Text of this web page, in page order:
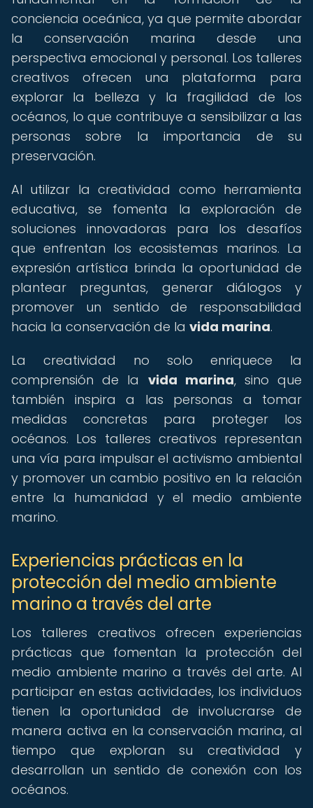
conciencia oceánica, ya que permite abordar
la conservación marina desde una
perspectiva emocional y personal. Los talleres
creativos ofrecen una plataforma para
explorar la belleza y la fragilidad de los
océanos, lo que contribuye a sensibilizar a las
personas sobre la importancia de su
preservación.
Al utilizar la creatividad como herramienta
educativa, se fomenta la exploración de
soluciones innovadoras para los desafíos
que enfrentan los ecosistemas marinos. La
expresión artística brinda la oportunidad de
plantear preguntas, generar diálogos y
promover un sentido de responsabilidad
hacia la conservación de la vida marina.
La creatividad no solo enriquece la
comprensión de la vida marina, sino que
también inspira a las personas a tomar
medidas concretas para proteger los
océanos. Los talleres creativos representan
una vía para impulsar el activismo ambiental
y promover un cambio positivo en la relación
entre la humanidad y el medio ambiente
marino.
Experiencias prácticas en la
protección del medio ambiente
marino a través del arte
Los talleres creativos ofrecen experiencias
prácticas que fomentan la protección del
medio ambiente marino a través del arte. Al
participar en estas actividades, los individuos
tienen la oportunidad de involucrarse de
manera activa en la conservación marina, al
tiempo que exploran su creatividad y
desarrollan un sentido de conexión con los
océanos.